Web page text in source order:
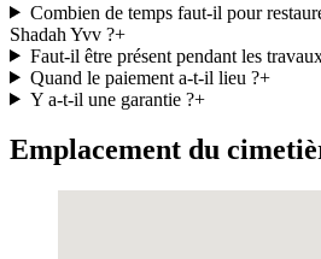
Combien de temps faut-il pour
Shadah Yvv ?+
Faut-il être présent pendant les
Quand le paiement a-t-il lieu ?+
Y a-t-il une garantie ?+
Emplacement du